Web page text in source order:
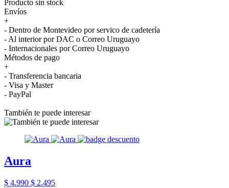
Producto sin stock
Envíos
+
- Dentro de Montevideo por servico de cadetería
- Al interior por DAC o Correo Uruguayo
- Internacionales por Correo Uruguayo
Métodos de pago
+
- Transferencia bancaria
- Visa y Master
- PayPal
También te puede interesar
Aura
$ 4.990 $ 2.495